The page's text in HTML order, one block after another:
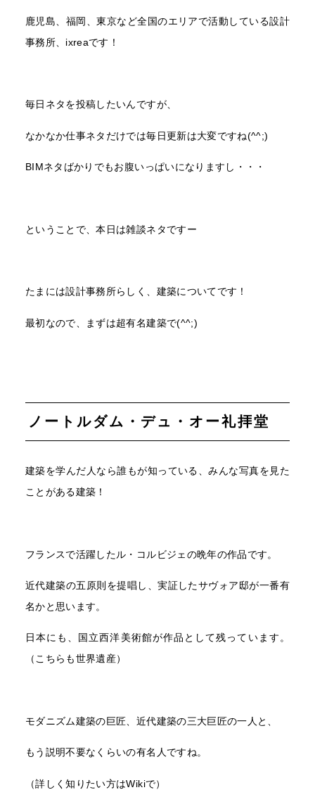
鹿児島、福岡、東京など全国のエリアで活動している設計
事務所、ixreaです！
毎日ネタを投稿したいんですが、
なかなか仕事ネタだけでは毎日更新は大変ですね(^^;)
BIMネタばかりでもお腹いっぱいになりますし・・・
ということで、本日は雑談ネタですー
たまには設計事務所らしく、建築についてです！
最初なので、まずは超有名建築で(^^;)
ノートルダム・デュ・オー礼拝堂
建築を学んだ人なら誰もが知っている、みんな写真を見た
ことがある建築！
フランスで活躍したル・コルビジェの晩年の作品です。
近代建築の五原則を提唱し、実証したサヴォア邸が一番有
名かと思います。
日本にも、国立西洋美術館が作品として残っています。
（こちらも世界遺産）
モダニズム建築の巨匠、近代建築の三大巨匠の一人と、
もう説明不要なくらいの有名人ですね。
（詳しく知りたい方はWikiで）